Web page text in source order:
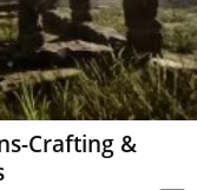
Crafting &